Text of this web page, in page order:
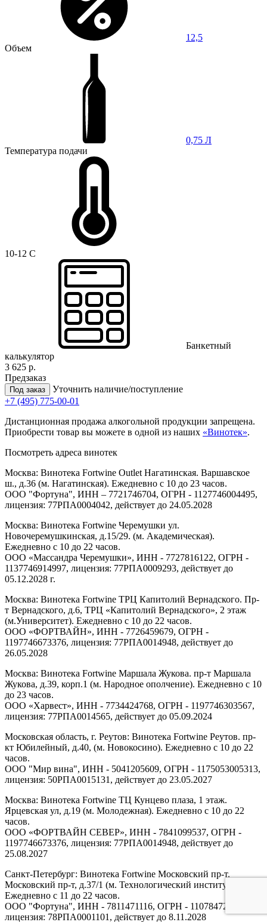
12,5
Объем
0,75 Л
Температура подачи
10-12 C
Банкетный
калькулятор
3 625 р.
Предзаказ
Под заказ
Уточнить наличие/поступление
+7 (495) 775-00-01
Дистанционная продажа алкогольной продукции запрещена.
Приобрести товар вы можете в одной из наших «Винотек».
Посмотреть адреса винотек
Москва: Винотека Fortwine Outlet Нагатинская. Варшавское
ш., д.36 (м. Нагатинская). Ежедневно с 10 до 23 часов.
ООО "Фортуна", ИНН – 7721746704, ОГРН - 1127746004495,
лицензия: 77РПА0004042, действует до 24.05.2028
Москва: Винотека Fortwine Черемушки ул.
Новочеремушкинская, д.15/29. (м. Академическая).
Ежедневно с 10 до 22 часов.
ООО «Массандра Черемушки», ИНН - 7727816122, ОГРН -
1137746914997, лицензия: 77РПА0009293, действует до
05.12.2028 г.
Москва: Винотека Fortwine ТРЦ Капитолий Вернадского. Пр-
т Вернадского, д.6, ТРЦ «Капитолий Вернадского», 2 этаж
(м.Университет). Ежедневно с 10 до 22 часов.
ООО «ФОРТВАЙН», ИНН - 7726459679, ОГРН -
1197746673376, лицензия: 77РПА0014948, действует до
26.05.2028
Москва: Винотека Fortwine Маршала Жукова. пр-т Маршала
Жукова, д.39, корп.1 (м. Народное ополчение). Ежедневно с 10
до 23 часов.
ООО «Харвест», ИНН - 7734424768, ОГРН - 1197746303567,
лицензия: 77РПА0014565, действует до 05.09.2024
Московская область, г. Реутов: Винотека Fortwine Реутов. пр-
кт Юбилейный, д.40, (м. Новокосино). Ежедневно с 10 до 22
часов.
ООО "Мир вина", ИНН - 5041205609, ОГРН - 1175053005313,
лицензия: 50РПА0015131, действует до 23.05.2027
Москва: Винотека Fortwine ТЦ Кунцево плаза, 1 этаж.
Ярцевская ул, д.19 (м. Молодежная). Ежедневно с 10 до 22
часов.
ООО «ФОРТВАЙН СЕВЕР», ИНН - 7841099537, ОГРН -
1197746673376, лицензия: 77РПА0014948, действует до
25.08.2027
Санкт-Петербург: Винотека Fortwine Московский пр-т.
Московский пр-т, д.37/1 (м. Технологический институт).
Ежедневно с 11 до 22 часов.
ООО "Фортуна", ИНН - 7811471116, ОГРН - 1107847277438,
лицензия: 78РПА0001101, действует до 8.11.2028